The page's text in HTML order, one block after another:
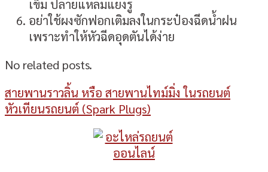
เข็ม ปลายแหลมแยงรู
อย่าใช้ผงซักฟอกเติมลงในกระป๋องฉีดน้ำฝน
เพราะทำให้หัวฉีดอุดตันได้ง่าย
No related posts.
สายพานราวลิ้น หรือ สายพานไทม์มิ่ง ในรถยนต์
หัวเทียนรถยนต์ (Spark Plugs)